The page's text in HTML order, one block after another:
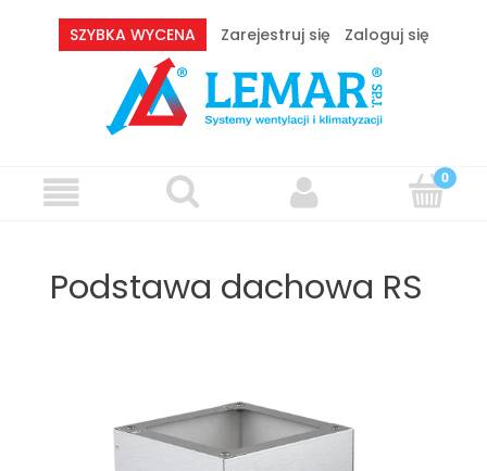
SZYBKA WYCENA Zarejestruj się Zaloguj się
Podstawa dachowa RS